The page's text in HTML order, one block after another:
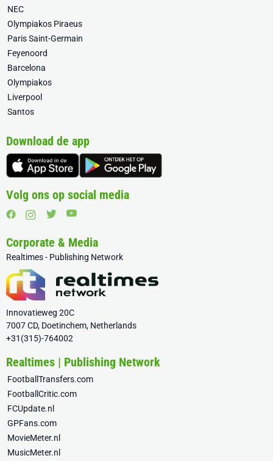
NEC
Olympiakos Piraeus
Paris Saint-Germain
Feyenoord
Barcelona
Olympiakos
Liverpool
Santos
Download de app
Volg ons op social media
Corporate & Media
Realtimes - Publishing Network
Innovatieweg 20C
7007 CD, Doetinchem, Netherlands
+31(315)-764002
Realtimes | Publishing Network
FootballTransfers.com
FootballCritic.com
FCUpdate.nl
GPFans.com
MovieMeter.nl
MusicMeter.nl